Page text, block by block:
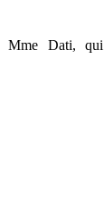
Mme Dati,